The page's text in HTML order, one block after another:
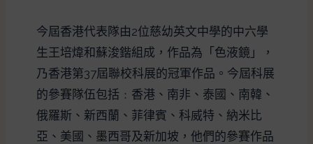
今屆香港代表隊由2位慈幼英文中學的中六學
生王培煒和蘇浚鍇組成，作品為「色液鏡」，
乃香港第37屆聯校科展的冠軍作品。今屆科展
的參賽隊伍包括﹕香港、南非、泰國、南韓、
俄羅斯、新西蘭、菲律賓、科威特、納米比
亞、美國、墨西哥及新加坡，他們的參賽作品